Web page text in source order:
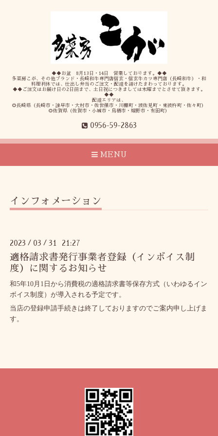
◆◆お盆 8月13日・14日 営業しております。◆◆
多菜房こが、その他ブランド・長崎和牛専門店信玄・信玄牛カツ専門店（長崎和牛）・和
料理利休では、仕出し弁当のご注文・配達を請けたまわっております。
◆◆ご注文はお届け日の2日前まで、土日祝につきましては木曜までとさせて頂きます。
◆◆
配達エリアは、
◎長崎県（長崎市・諫早市・大村市・佐世保市・川棚町・波佐見町・東彼杵町・佐々町）
◎佐賀県（佐賀市・小城市・鳥栖市・嬉野市・有田町）
0956-59-2863
MENU
インフォメーション
2023 / 03 / 31 21:27
適格請求書発行事業者登録（インボイス制
度）に関するお知らせ
和5年10 月 1 日から消費税の適格請求書等保存方式（いわゆるイン
ボイス制度）が導入される予定です。
当店の登録申請手続きは終了しておりますのでご案内申し上げま
す。